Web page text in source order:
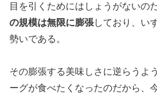
目を引くためにはしょうがないの
の規模は無限に膨張しており、い
勢いである。
その膨張する美味しさに逆らうよ
ーグが食べたくなったのだから、